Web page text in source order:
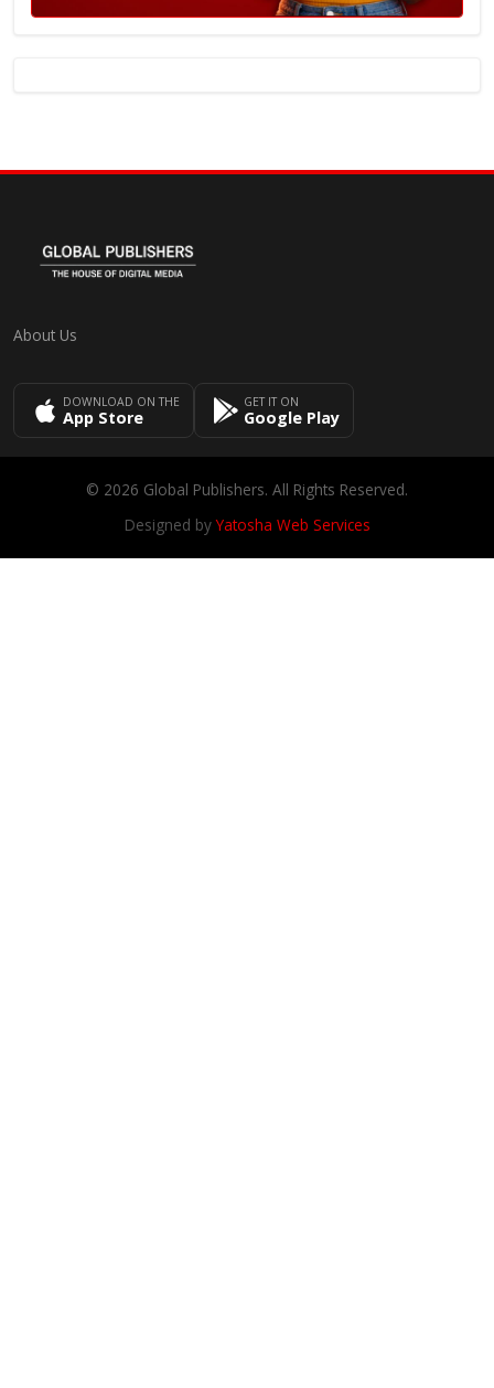
About Us
DOWNLOAD ON THE
App Store
GET IT ON
Google Play
© 2026 Global Publishers. All Rights Reserved.
Designed byYatosha Web Services